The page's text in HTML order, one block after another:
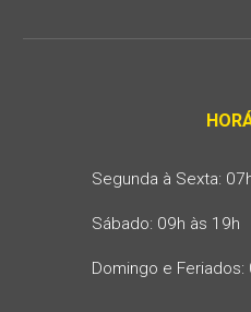
Segunda à Sexta:
Sábado: 09h às 19h
Domingo e Feriados: